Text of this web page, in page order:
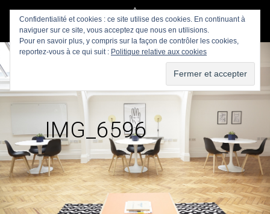
IMG_6596
Confidentialité et cookies : ce site utilise des cookies. En continuant à
naviguer sur ce site, vous acceptez que nous en utilisions.
Pour en savoir plus, y compris sur la façon de contrôler les cookies,
reportez-vous à ce qui suit : Politique relative aux cookies